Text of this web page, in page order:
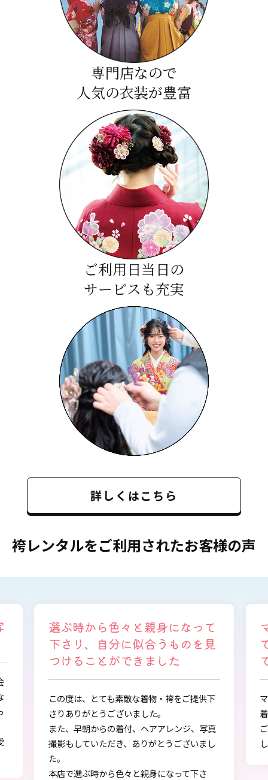
専門店なので
人気の衣装が豊富
ご利用日当日の
サービスも充実
詳しくはこちら
袴レンタルをご利用されたお客様の声
選ぶ時から色々と親身になって
下さり、自分に似合うものを見
つけることができました
この度は、とても素敵な着物・袴をご提供下
さりありがとうございました。
また、早朝からの着付、ヘアアレンジ、写真
撮影もしていただき、ありがとうございまし
た。
本店で選ぶ時から色々と親身になって下さ